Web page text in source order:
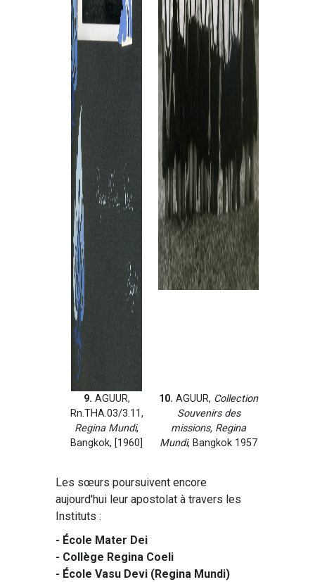
9. AGUUR,
Rn.THA.03/3.11,
Regina Mundi,
Bangkok, [1960]
10. AGUUR, Collection
Souvenirs des
missions, Regina
Mundi, Bangkok 1957
Les sœurs poursuivent encore
aujourd'hui leur apostolat à travers les
Instituts :
- École Mater Dei
- Collège Regina Coeli
- École Vasu Devi (Regina Mundi)